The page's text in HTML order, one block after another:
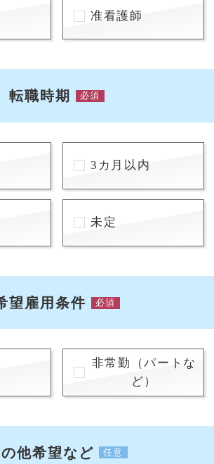
准看護師
転職時期 必須
3カ月以内
未定
望雇用条件 必須
非常勤（パートな
ど）
他希望など 任意